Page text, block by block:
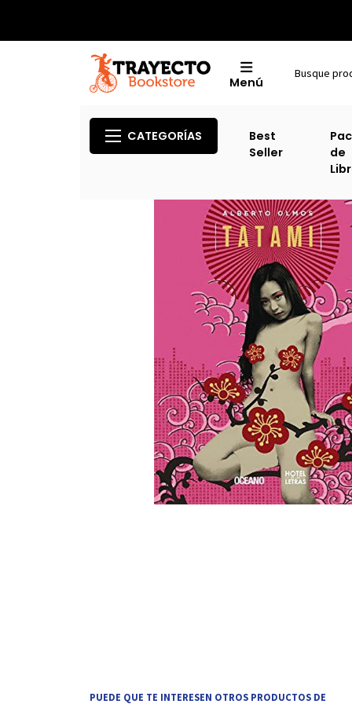
Menú
CATEGORÍAS
Best
Seller
de
PUEDE QUE TE INTERESEN OTROS PRODUCTOS DE